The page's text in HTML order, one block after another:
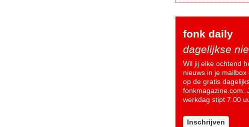
fonk daily
dagelijkse
Wil jij elke ochtend
nieuws in je
op de gratis
fonkmagazine.com.
werkdag stipt 7.00
Inschrijven